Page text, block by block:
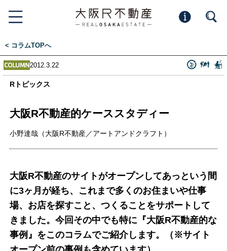
< コラムTOPへ
2012.3.22
Rトピックス
大阪R不動産的ケーススタディー
小野達哉（大阪R不動産／アートアンドクラフト）
大阪R不動産のサイトがオープンしてあっという間
に3ヶ月が経ち、これまで多くのお住まいや仕事
場、お店を探すこと、つくることをサポートして
きました。今回その中でも特に『大阪R不動産的な
事例』をこのコラムでご紹介します。（※サイト